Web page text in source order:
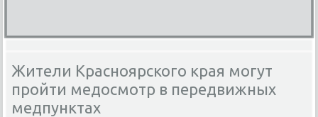
Жители Красноярского края могут
пройти медосмотр в передвижных
медпунктах